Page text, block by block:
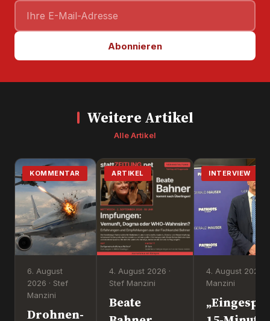
Abonnieren
Weitere Artikel
Alle Artikel
KOMMENTAR
6. August
2026 · Stef
Manzini
Drohnen-
ARTIKEL
4. August 2026 ·
Stef Manzini
Beate
INTERVIEW
4. August 2026 ·
Manzini